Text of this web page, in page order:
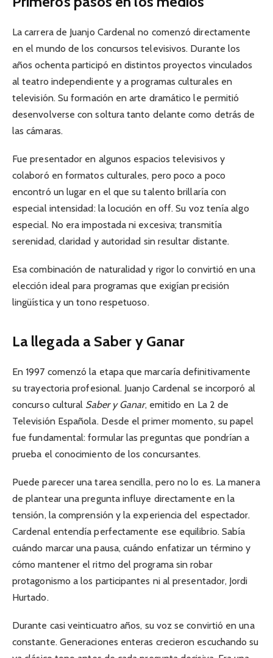
La carrera de Juanjo Cardenal no comenzó directamente
en el mundo de los concursos televisivos. Durante los
años ochenta participó en distintos proyectos vinculados
al teatro independiente y a programas culturales en
televisión. Su formación en arte dramático le permitió
desenvolverse con soltura tanto delante como detrás de
las cámaras.
Fue presentador en algunos espacios televisivos y
colaboró en formatos culturales, pero poco a poco
encontró un lugar en el que su talento brillaría con
especial intensidad: la locución en off. Su voz tenía algo
especial. No era impostada ni excesiva; transmitía
serenidad, claridad y autoridad sin resultar distante.
Esa combinación de naturalidad y rigor lo convirtió en una
elección ideal para programas que exigían precisión
lingüística y un tono respetuoso.
La llegada a Saber y Ganar
En 1997 comenzó la etapa que marcaría definitivamente
su trayectoria profesional. Juanjo Cardenal se incorporó al
concurso cultural Saber y Ganar, emitido en La 2 de
Televisión Española. Desde el primer momento, su papel
fue fundamental: formular las preguntas que pondrían a
prueba el conocimiento de los concursantes.
Puede parecer una tarea sencilla, pero no lo es. La manera
de plantear una pregunta influye directamente en la
tensión, la comprensión y la experiencia del espectador.
Cardenal entendía perfectamente ese equilibrio. Sabía
cuándo marcar una pausa, cuándo enfatizar un término y
cómo mantener el ritmo del programa sin robar
protagonismo a los participantes ni al presentador, Jordi
Hurtado.
Durante casi veinticuatro años, su voz se convirtió en una
constante. Generaciones enteras crecieron escuchando su